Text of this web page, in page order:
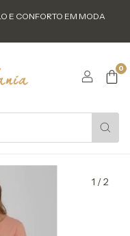
E CONFORTO EM MODA
0
1 /2